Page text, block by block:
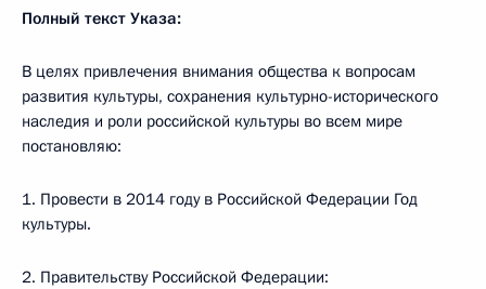
Полный текст Указа:
В целях привлечения внимания общества к вопросам
развития культуры, сохранения культурно-исторического
наследия и роли российской культуры во всем мире
постановляю:
1. Провести в 2014 году в Российской Федерации Год
культуры.
2. Правительству Российской Федерации: